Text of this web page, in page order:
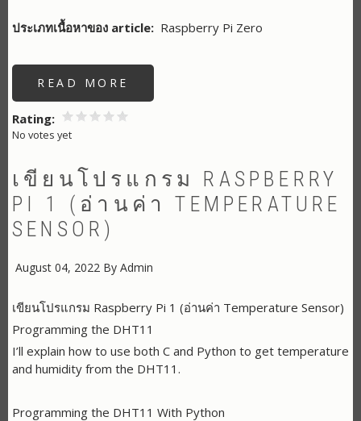
ประเภทเนื้อหาของ article Raspberry Pi Zero
READ MORE
SPEED
PROCESSOR
SPEC
Rating
No votes yet
เขียนโปรแกรม RASPBERRY
PI 1 (อ่านค่า TEMPERATURE
SENSOR)
August 04, 2022 By Admin
เขียนโปรแกรม Raspberry Pi 1 (อ่านค่า Temperature Sensor)
Programming the DHT11
I’ll explain how to use both C and Python to get temperature
and humidity from the DHT11.
Programming the DHT11 With Python